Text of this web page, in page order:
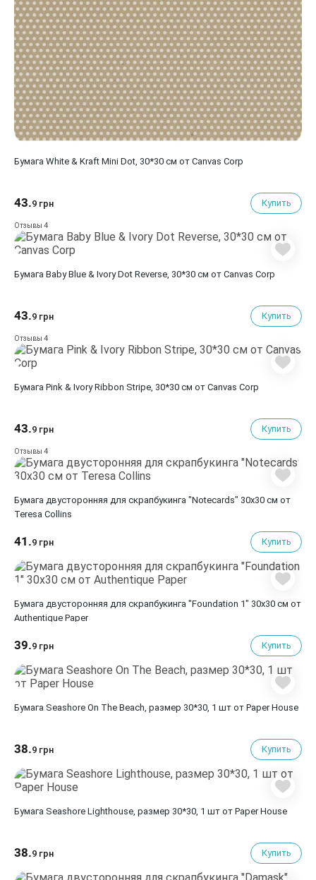
Бумага White & Kraft Mini Dot, 30*30 см от Canvas Corp
43.9 грн Купить
Отзывы 4
Бумага Baby Blue & Ivory Dot Reverse, 30*30 см от Canvas Corp
43.9 грн Купить
Отзывы 4
Бумага Pink & Ivory Ribbon Stripe, 30*30 см от Canvas Corp
43.9 грн Купить
Отзывы 4
Бумага двусторонняя для скрапбукинга "Notecards" 30х30 см от
Teresa Collins
41.9 грн Купить
Бумага двусторонняя для скрапбукинга "Foundation 1" 30х30 см от
Authentique Paper
39.9 грн Купить
Бумага Seashore On The Beach, размер 30*30, 1 шт от Paper House
38.9 грн Купить
Бумага Seashore Lighthouse, размер 30*30, 1 шт от Paper House
38.9 грн Купить